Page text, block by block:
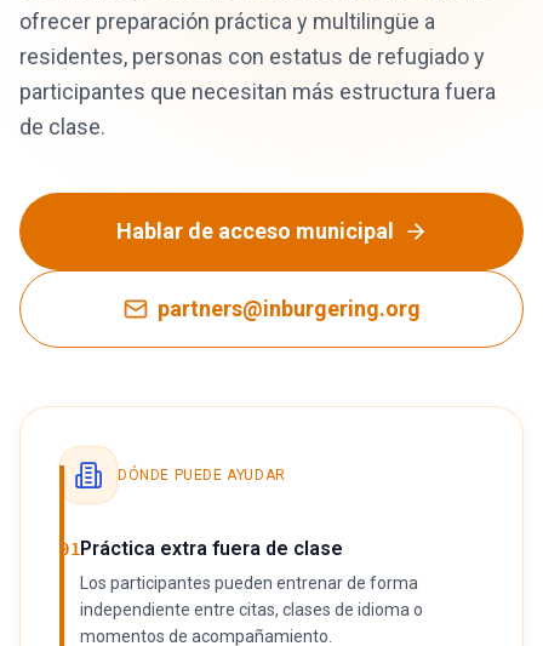
ofrecer preparación práctica y multilingüe a
residentes, personas con estatus de refugiado y
participantes que necesitan más estructura fuera
de clase.
Hablar de acceso municipal
partners@inburgering.org
DÓNDE PUEDE AYUDAR
01Práctica extra fuera de clase
Los participantes pueden entrenar de forma
independiente entre citas, clases de idioma o
momentos de acompañamiento.